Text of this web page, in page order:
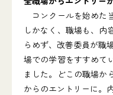
コンクールを始めた
しかなく、職場も、内
らめず、改善委員が職
場での学習をすすめて
ました。どこの職場か
からのエントリーに。